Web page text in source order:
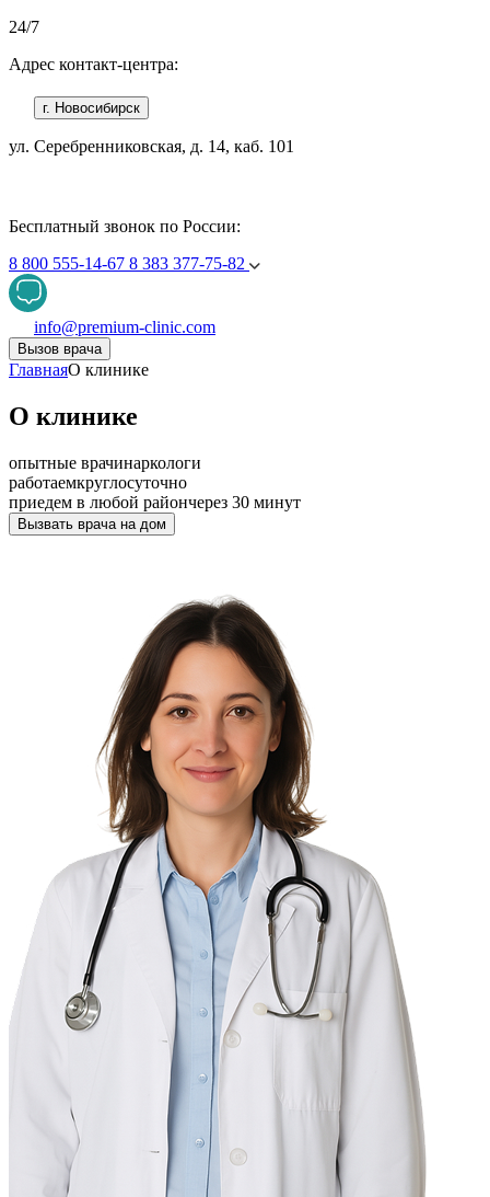
24/7
Адрес контакт-центра:
г. Новосибирск
ул. Серебренниковская, д. 14, каб. 101
Бесплатный звонок по России:
8 800 555-14-67 8 383 377-75-82
info@premium-clinic.com
Вызов врача
ГлавнаяО клинике
О клинике
опытные врачинаркологи
работаемкруглосуточно
приедем в любой райончерез 30 минут
Вызвать врача на дом